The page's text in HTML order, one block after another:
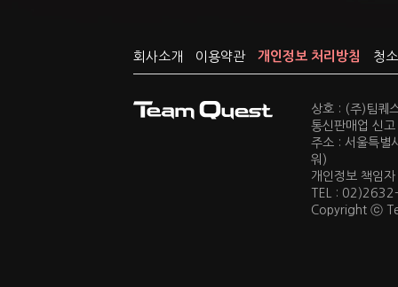
회사소개 이용약관 개인정보 처리방침 청
상호 : (주)팀퀘
통신판매업 신
주소 : 서울특
워)
개인정보 책
TEL :
Copyright ⓒ